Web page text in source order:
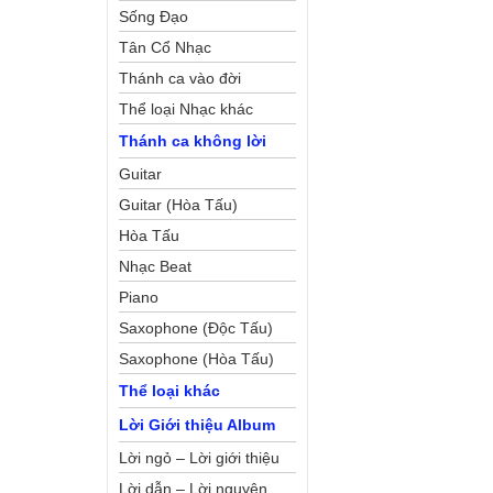
Sống Đạo
Tân Cổ Nhạc
Thánh ca vào đời
Thể loại Nhạc khác
Thánh ca không lời
Guitar
Guitar (Hòa Tấu)
Hòa Tấu
Nhạc Beat
Piano
Saxophone (Độc Tấu)
Saxophone (Hòa Tấu)
Thể loại khác
Lời Giới thiệu Album
Lời ngỏ – Lời giới thiệu
Lời dẫn – Lời nguyện